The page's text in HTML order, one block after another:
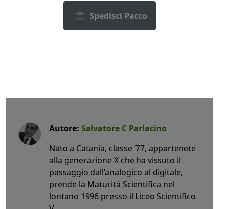
Spedisci Pacco
Autore: Salvatore C Parlacino
Nato a Catania, classe ‘77, appartenete
alla generazione X che ha vissuto il
passaggio dall’analogico al digitale,
prende la Maturità Scientifica nel
lontano 1996 presso il Liceo Scientifico